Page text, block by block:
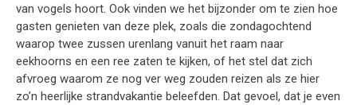
van vogels hoort. Ook vinden we het bijzonder om te zien hoe
gasten genieten van deze plek, zoals die zondagochtend
waarop twee zussen urenlang vanuit het raam naar
eekhoorns en een ree zaten te kijken, of het stel dat zich
afvroeg waarom ze nog ver weg zouden reizen als ze hier
zo’n heerlijke strandvakantie beleefden. Dat gevoel, dat je even